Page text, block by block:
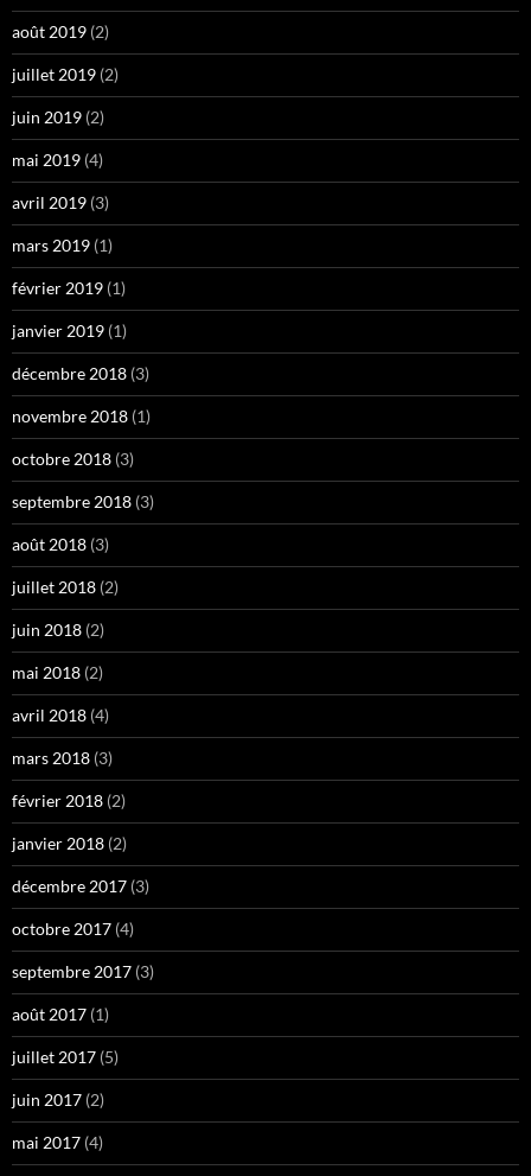
août 2019 (2)
juillet 2019 (2)
juin 2019 (2)
mai 2019 (4)
avril 2019 (3)
mars 2019 (1)
février 2019 (1)
janvier 2019 (1)
décembre 2018 (3)
novembre 2018 (1)
octobre 2018 (3)
septembre 2018 (3)
août 2018 (3)
juillet 2018 (2)
juin 2018 (2)
mai 2018 (2)
avril 2018 (4)
mars 2018 (3)
février 2018 (2)
janvier 2018 (2)
décembre 2017 (3)
octobre 2017 (4)
septembre 2017 (3)
août 2017 (1)
juillet 2017 (5)
juin 2017 (2)
mai 2017 (4)